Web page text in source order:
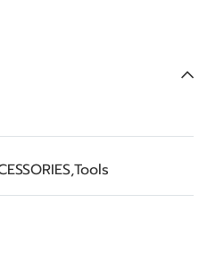
,Tools